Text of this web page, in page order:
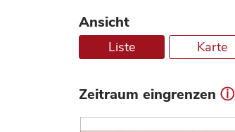
Ansicht
Liste Karte
Zeitraum eingrenzen ⓘ